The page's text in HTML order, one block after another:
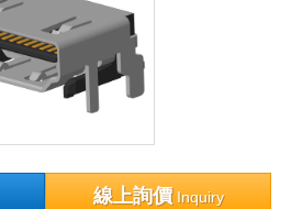
線上詢價Inquiry